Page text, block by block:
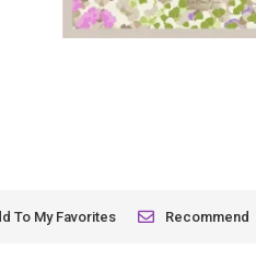
To My Favorites Recommend